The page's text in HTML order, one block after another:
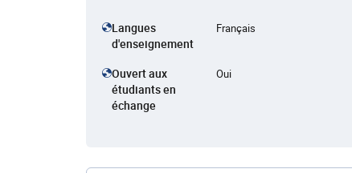
Langues
d'enseignement
Français
Ouvert aux
étudiants en
échange
Oui